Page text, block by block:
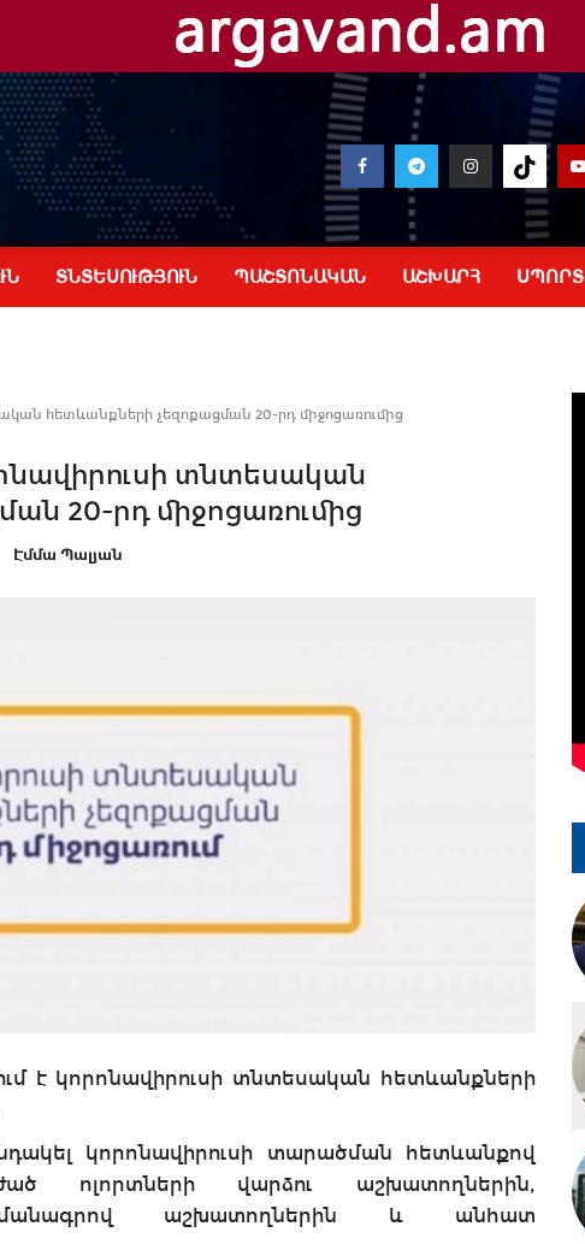
ՏՆՏԵՍՈՒԹՅՈՒՆ ՊԱՇՏՈՆԱԿԱՆ ԱՇԽԱՐՀ ՍՊՈՐՏ
հետևանքների չեզոքացման 20-րդ միջոցառումից
տնտեսական
20-րդ միջոցառումից
Էմմա Պալյան
է կորոնավիրուսի տնտեսական հետևանքների
կորոնավիրուսի տարածման հետևանքով
ոլորտների վարձու աշխատողներին,
աշխատողներին և անհատ